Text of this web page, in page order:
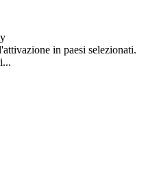
in paesi selezionati.